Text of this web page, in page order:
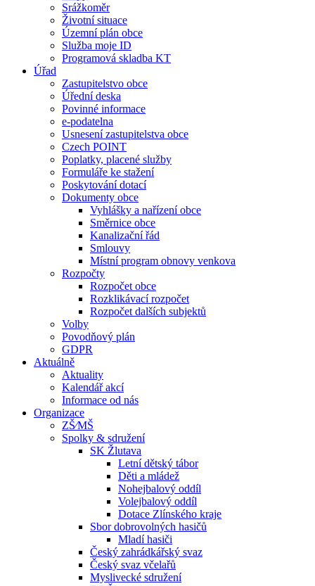
Srážkoměr
Životní situace
Územní plán obce
Služba moje ID
Programová skladba KT
Úřad
Zastupitelstvo obce
Úřední deska
Povinné informace
e-podatelna
Usnesení zastupitelstva obce
Czech POINT
Poplatky, placené služby
Formuláře ke stažení
Poskytování dotací
Dokumenty obce
Vyhlášky a nařízení obce
Směrnice obce
Kanalizační řád
Smlouvy
Místní program obnovy venkova
Rozpočty
Rozpočet obce
Rozklikávací rozpočet
Rozpočet dalších subjektů
Volby
Povodňový plán
GDPR
Aktuálně
Aktuality
Kalendář akcí
Informace od nás
Organizace
ZŠ⁄MŠ
Spolky & sdružení
SK Žlutava
Letní dětský tábor
Děti a mládež
Nohejbalový oddíl
Volejbalový oddíl
Dotace Zlínského kraje
Sbor dobrovolných hasičů
Mladí hasiči
Český zahrádkářský svaz
Český svaz včelařů
Myslivecké sdružení